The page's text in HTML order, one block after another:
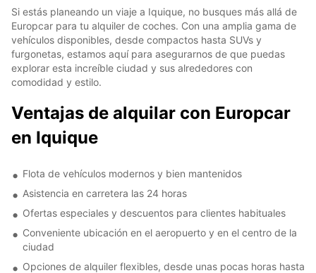
Si estás planeando un viaje a Iquique, no busques más allá de
Europcar para tu alquiler de coches. Con una amplia gama de
vehículos disponibles, desde compactos hasta SUVs y
furgonetas, estamos aquí para asegurarnos de que puedas
explorar esta increíble ciudad y sus alrededores con
comodidad y estilo.
Ventajas de alquilar con Europcar
en Iquique
Flota de vehículos modernos y bien mantenidos
Asistencia en carretera las 24 horas
Ofertas especiales y descuentos para clientes habituales
Conveniente ubicación en el aeropuerto y en el centro de la
ciudad
Opciones de alquiler flexibles, desde unas pocas horas hasta